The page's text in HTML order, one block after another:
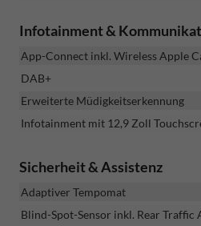
Infotainment &
App-Connect inkl. Wireless Apple
DAB+
Erweiterte Müdigkeitserkennung
Infotainment mit 12,9 Zoll
Sicherheit & Assistenz
Adaptiver Tempomat
Blind-Spot-Sensor inkl. Rear Traffic